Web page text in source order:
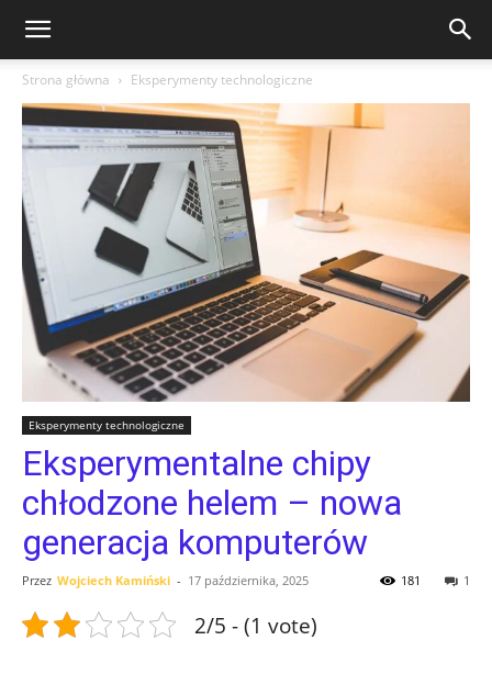
Strona główna Eksperymenty technologiczne
Eksperymenty technologiczne
Eksperymentalne chipy
chłodzone helem – nowa
generacja komputerów
Przez Wojciech Kamiński - 17 października, 2025 1
181
2/5 - (1 vote)